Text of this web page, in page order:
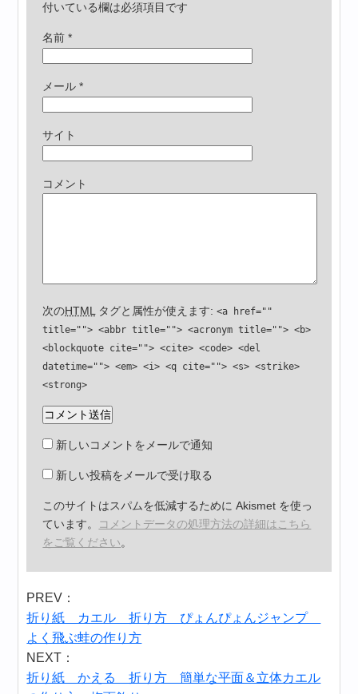
付いている欄は必須項目です
名前*
メール*
サイト
コメント
次のHTMLタグと属性が使えます:<a href=""
title=""> <abbr title=""> <acronym title=""> <b>
<blockquote cite=""> <cite> <code> <del
datetime=""> <em> <i> <q cite=""> <s> <strike>
<strong>
新しいコメントをメールで通知
新しい投稿をメールで受け取る
このサイトはスパムを低減するために Akismet を使っ
ています。 コメントデータの処理方法の詳細はこちら
をご覧ください。
PREV：
折り紙 カエル 折り方 ぴょんぴょんジャンプ
よく飛ぶ蛙の作り方
NEXT：
折り紙 かえる 折り方 簡単な平面＆立体カエル